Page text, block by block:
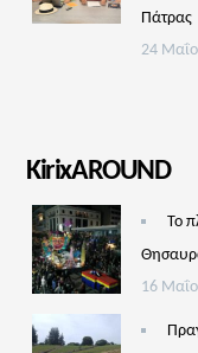
Πάτρας
24
KirixAROUND
Το
16